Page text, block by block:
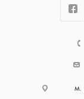
м.